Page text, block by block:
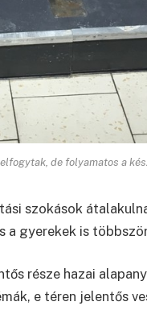
de folyamatos a
szokások
a gyerekek is
része hazai
e téren jelentős